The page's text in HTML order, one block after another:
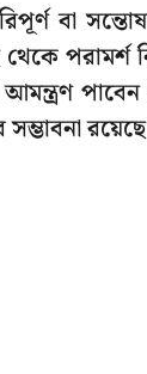
বা
থেকে
সম্ভাবনা